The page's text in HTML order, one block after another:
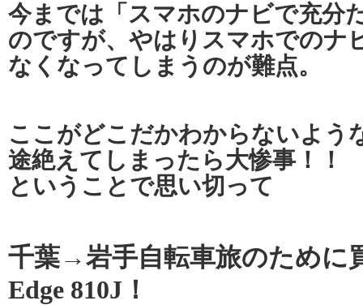
今までは「スマホのナビで充分
のですが、やはりスマホでのナ
なくなってしまうのが難点。
ここがどこだかわからないよう
途絶えてしまったら大惨事！！
ということで思い切って
千葉→岩手自転車旅のために
Edge 810J！